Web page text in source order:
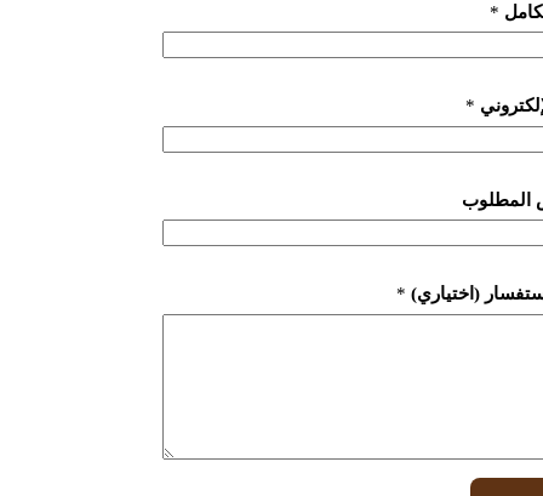
*
*
المطلوب
(اختياري) *